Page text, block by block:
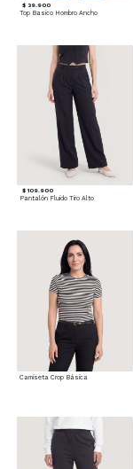
$ 39.900
Top Basico Hombro Ancho
$ 109.900
Pantalón Fluido Tiro Alto
Camiseta Crop Básica